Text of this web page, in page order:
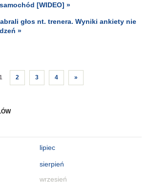
lipiec
sierpień
wrzesień
[WIDEO] »
głos nt. trenera. Wyniki ankiety nie
»
2 3 4 »